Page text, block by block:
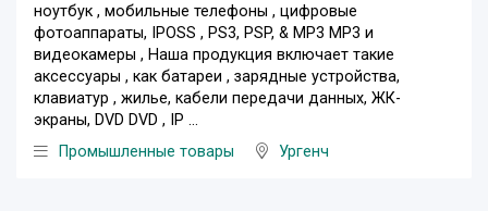
ноутбук , мобильные телефоны , цифровые
фотоаппараты, IPOSS , PS3, PSP, & MP3 MP3 и
видеокамеры , Наша продукция включает такие
аксессуары , как батареи , зарядные устройства,
клавиатур , жилье, кабели передачи данных, ЖК-
экраны, DVD DVD , IP ...
Промышленные товары
Ургенч